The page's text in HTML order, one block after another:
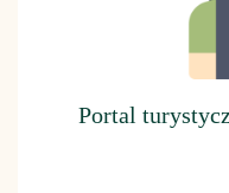
Portal